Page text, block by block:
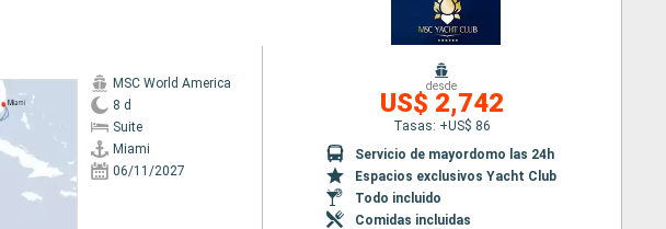
MSC World America
8 d
Suite
Miami
06/11/2027
desde
US$ 2,742
Tasas: +US$ 86
Servicio de mayordomo las 24h
Espacios exclusivos Yacht Club
Todo incluido
Comidas incluidas